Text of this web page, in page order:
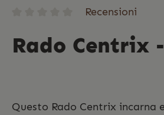
Recensioni
Rado Centrix
Questo Rado Centrix incarna